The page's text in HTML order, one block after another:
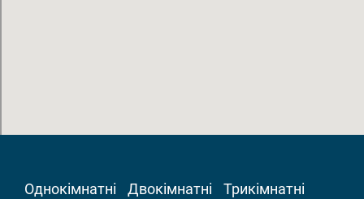
Однокімнатні Двокімнатні Трикімнатні